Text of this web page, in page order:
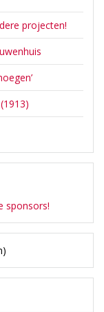
projecten!
sponsors!